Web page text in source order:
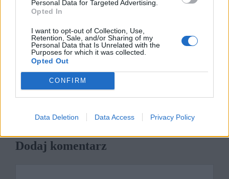
Personal Data for Targeted Advertising.
Opted In
I want to opt-out of Collection, Use,
Retention, Sale, and/or Sharing of my
Personal Data that Is Unrelated with the
Purposes for which it was collected.
Opted Out
CONFIRM
Data Deletion Data Access Privacy Policy
Kategorie
opracowania
Tagi
Quo vadis - opracowanie,Romeo i Julia -
opracowanie
Jak oceniasz zachowanie Romea z lektury
Romeo i Julia?
Motyw szczęścia w literaturze – konteksty z
różnych epok
Dodaj komentarz